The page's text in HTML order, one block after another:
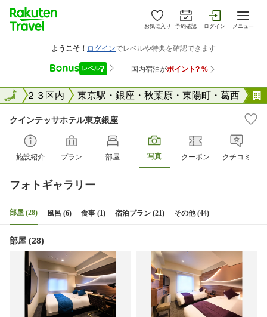
お気に入り 予約確認 ログイン メニュー
東京２３区内 東京駅・銀座・秋葉原・東陽町・葛西
全国
クインテッサホテル東京銀座
施設紹介 プラン 部屋 写真 クーポン クチコミ
フォトギャラリー
部屋 (28) 風呂 (6) 食事 (1) 宿泊プラン (21) その他 (44)
部屋 (28)